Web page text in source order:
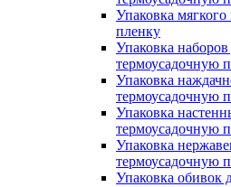
Упаковка
пленку
Упаковка
термоусадочную
Упаковка
термоусадочную
Упаковка
термоусадочную
Упаковка
термоусадочную
Упаковка обивок